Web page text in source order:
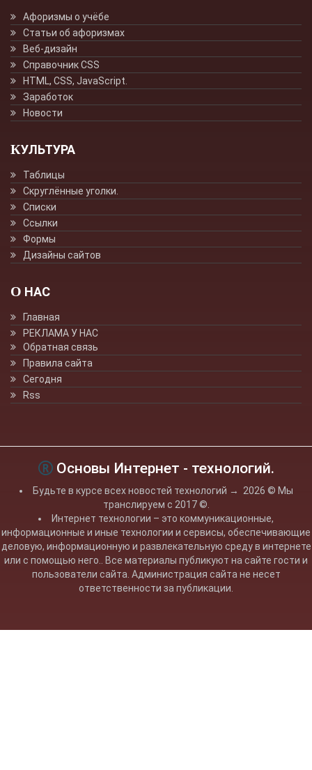
Афоризмы о учёбе
Статьи об афоризмах
Веб-дизайн
Справочник CSS
HTML, CSS, JavaScript.
Заработок
Новости
КУЛЬТУРА
Таблицы
Скруглённые уголки.
Списки
Ссылки
Формы
Дизайны сайтов
О НАС
Главная
РЕКЛАМА У НАС
Обратная связь
Правила сайта
Сегодня
Rss
Основы Интернет - технологий.
Будьте в курсе всех новостей технологий → 2026 © Мы
транслируем с 2017 ©.
Интернет технологии – это коммуникационные,
информационные и иные технологии и сервисы, обеспечивающие
деловую, информационную и развлекательную среду в интернете
или с помощью него.. Все материалы публикуют на сайте гости и
пользователи сайта. Администрация сайта не несет
ответственности за публикации.